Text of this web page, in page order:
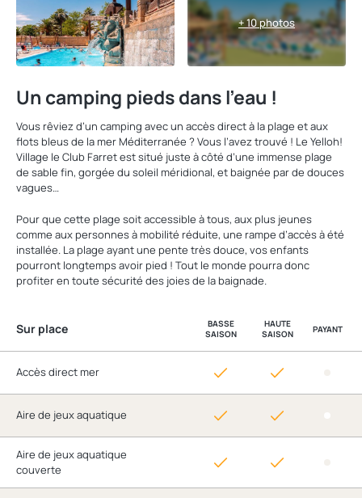
+ 10 photos
Un camping pieds dans l’eau !
Vous rêviez d’un camping avec un accès direct à la plage et aux
flots bleus de la mer Méditerranée ? Vous l’avez trouvé ! Le Yelloh!
Village le Club Farret est situé juste à côté d’une immense plage
de sable fin, gorgée du soleil méridional, et baignée par de douces
vagues…
Pour que cette plage soit accessible à tous, aux plus jeunes
comme aux personnes à mobilité réduite, une rampe d’accès à été
installée. La plage ayant une pente très douce, vos enfants
pourront longtemps avoir pied ! Tout le monde pourra donc
profiter en toute sécurité des joies de la baignade.
Sur place
BASSE
SAISON
HAUTE
SAISON
PAYANT
Accès direct mer
Aire de jeux aquatique
Aire de jeux aquatique
couverte